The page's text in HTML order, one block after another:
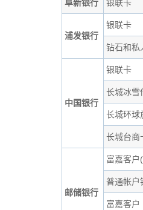
阜新银行 银联卡
浦发银行
银联卡
钻石和私
中国银行
银联卡
长城冰雪
长城环球
长城台商
邮储银行
富嘉客户
普通帐户
富嘉客户